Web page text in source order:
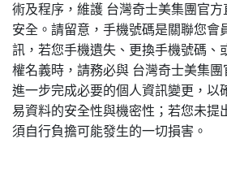
術及程序，維護 台灣奇士美集團官方
安全。請留意，手機號碼是關聯您會
訊，若您手機遺失、更換手機號碼、
權名義時，請務必與 台灣奇士美集團
進一步完成必要的個人資訊變更，以
易資料的安全性與機密性；若您未提
須自行負擔可能發生的一切損害。